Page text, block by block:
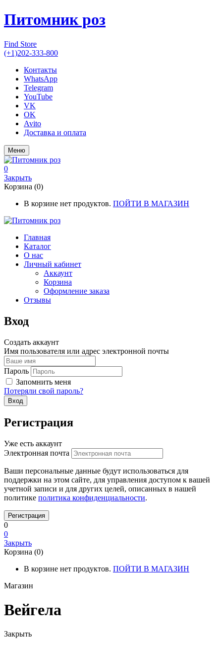
Питомник роз
Find Store
(+1)202-333-800
Контакты
WhatsApp
Telegram
YouTube
VK
OK
Avito
Доставка и оплата
Меню
0
Закрыть
Корзина (0)
В корзине нет продуктов. ПОЙТИ В МАГАЗИН
Главная
Каталог
О нас
Личный кабинет
Аккаунт
Корзина
Оформление заказа
Отзывы
Вход
Создать аккаунт
Имя пользователя или адрес электронной почты
Пароль
Запомнить меня
Потеряли свой пароль?
Регистрация
Уже есть аккаунт
Электронная почта
Ваши персональные данные будут использоваться для
поддержки на этом сайте, для управления доступом к вашей
учетной записи и для других целей, описанных в нашей
политике политика конфиденциальности.
0
0
Закрыть
Корзина (0)
В корзине нет продуктов. ПОЙТИ В МАГАЗИН
Магазин
Вейгела
Закрыть